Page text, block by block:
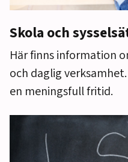
Skola och
Här finns information
och daglig
en meningsfull fritid.